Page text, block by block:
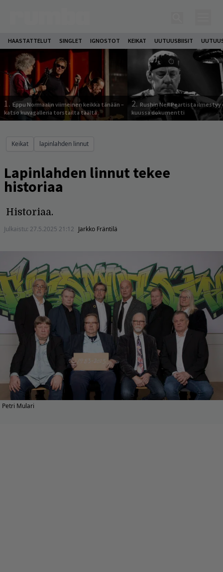
HAASTATTELUT SINGLET IGNOSTOT KEIKAT UUTUUSBIISIT
1. Eppu Normaalin viimeinen keikka tänään –
katso kuvagalleria torstailta täältä
2. Rushin Neil Peartista ilmestyy
kuussa dokumentti
Keikat lapinlahden linnut
Lapinlahden linnut tekee
historiaa
Historiaa.
Julkaistu: 27.5.2025 21:12 Jarkko Fräntilä
Petri Mulari